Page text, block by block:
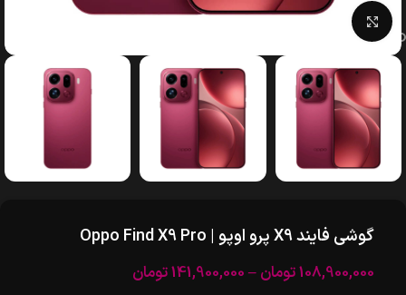
بزرگنمایی تصویر
گوشی فایند X9 پرو اوپو | Oppo Find X9 Pro
108,900,000تومان –
141,900,000تومان